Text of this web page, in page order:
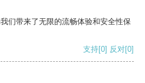
们带来了无限的流畅体验和安全性保
支持[0] 反对[0]